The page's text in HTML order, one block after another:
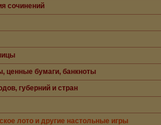
сочинений
ценные бумаги, банкноты
губерний и стран
лото и другие настольные игры